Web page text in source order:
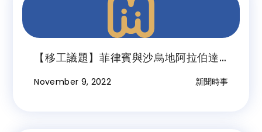
【移工議題】菲律賓與沙烏地阿拉伯達
禁令
November 9, 2022 新聞時事